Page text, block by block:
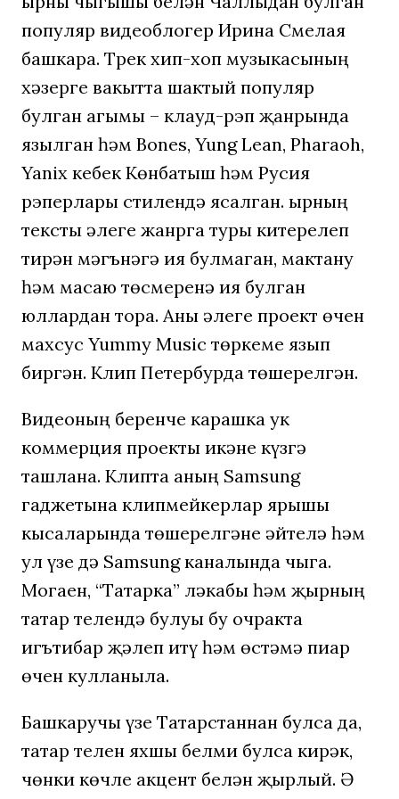
популяр видеоблогер Ирина Смелая
башкара. Трек хип-хоп музыкасының
хәзерге вакытта шактый популяр
булган агымы – клауд-рэп җанрында
язылган һәм Bones, Yung Lean, Pharaoh,
Yanix кебек Көнбатыш һәм Русия
рэперлары стилендә ясалган. Җырның
тексты әлеге жанрга туры китерелеп
тирән мәгънәгә ия булмаган, мактану
һәм масаю төсмеренә ия булган
юллардан тора. Аны әлеге проект өчен
махсус Yummy Music төркеме язып
биргән. Клип Петербурда төшерелгән.
Видеоның беренче карашка ук
коммерция проекты икәне күзгә
ташлана. Клипта аның Samsung
гаджетына клипмейкерлар ярышы
кысаларында төшерелгәне әйтелә һәм
ул үзе дә Samsung каналында чыга.
Могаен, “Татарка” ләкабы һәм җырның
татар телендә булуы бу очракта
игътибар җәлеп итү һәм өстәмә пиар
өчен кулланыла.
Башкаручы үзе Татарстаннан булса да,
татар телен яхшы белми булса кирәк,
чөнки көчле акцент белән җырлый. Ә